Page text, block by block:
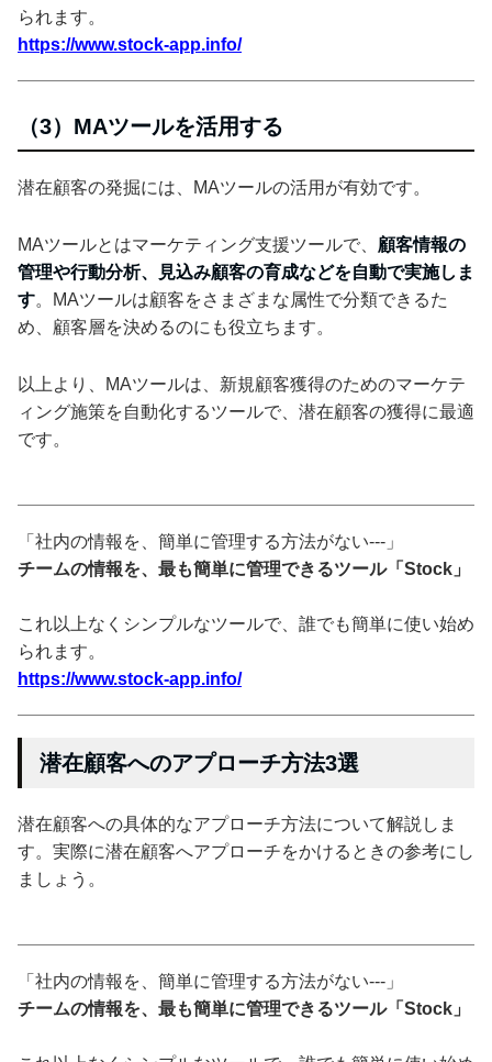
られます。
https://www.stock-app.info/
（3）MAツールを活用する
潜在顧客の発掘には、MAツールの活用が有効です。
MAツールとはマーケティング支援ツールで、 顧客情報の
管理や行動分析、見込み顧客の育成などを自動で実施しま
す。MAツールは顧客をさまざまな属性で分類できるた
め、顧客層を決めるのにも役立ちます。
以上より、MAツールは、新規顧客獲得のためのマーケテ
ィング施策を自動化するツールで、潜在顧客の獲得に最適
です。
「社内の情報を、簡単に管理する方法がない---」
チームの情報を、最も簡単に管理できるツール「Stock」
これ以上なくシンプルなツールで、誰でも簡単に使い始め
られます。
https://www.stock-app.info/
潜在顧客へのアプローチ方法3選
潜在顧客への具体的なアプローチ方法について解説しま
す。実際に潜在顧客へアプローチをかけるときの参考にし
ましょう。
「社内の情報を、簡単に管理する方法がない---」
チームの情報を、最も簡単に管理できるツール「Stock」